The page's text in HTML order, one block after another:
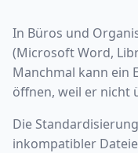
In Büros und
(Microsoft Word,
Manchmal kann ein
öffnen, weil er nicht
Die
inkompatibler